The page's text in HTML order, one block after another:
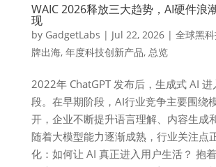
WAIC 2026释放三大趋势，AI硬件浪
现
by GadgetLabs | Jul 22, 2026| 全球黑
牌出海, 年度科技创新产品, 总览
2022年 ChatGPT 发布后，生成式 AI
段。在早期阶段，AI行业竞争主要围绕
开，企业不断提升语言理解、内容生成
随着大模型能力逐渐成熟，行业关注点
化：如何让 AI 真正进入用户生活？ 抱